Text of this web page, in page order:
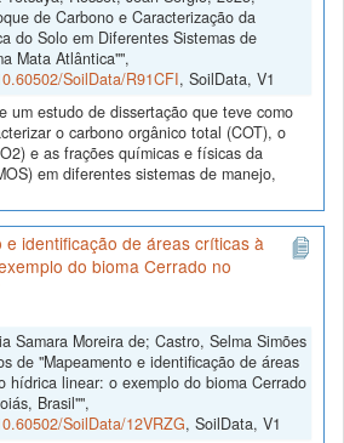
de Carbono e Caracterização da
do Solo em Diferentes Sistemas de
Mata Atlântica"",
SoilData/R91CFI, SoilData, V1
um estudo de dissertação que teve como
o carbono orgânico total (COT), o
e as frações químicas e físicas da
em diferentes sistemas de manejo,
identificação de áreas críticas à
do bioma Cerrado no
Samara Moreira de; Castro, Selma Simões
de "Mapeamento e identificação de áreas
hídrica linear: o exemplo do bioma Cerrado
Brasil"",
SoilData/12VRZG, SoilData, V1